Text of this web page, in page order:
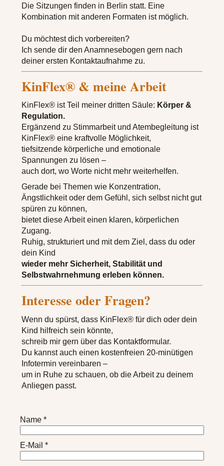
Die Sitzungen finden in Berlin statt. Eine
Kombination mit anderen Formaten ist möglich.
Du möchtest dich vorbereiten?
Ich sende dir den Anamnesebogen gern nach
deiner ersten Kontaktaufnahme zu.
KinFlex® & meine Arbeit
KinFlex® ist Teil meiner dritten Säule: Körper &
Regulation.
Ergänzend zu Stimmarbeit und Atembegleitung ist
KinFlex® eine kraftvolle Möglichkeit,
tiefsitzende körperliche und emotionale
Spannungen zu lösen –
auch dort, wo Worte nicht mehr weiterhelfen.
Gerade bei Themen wie Konzentration,
Ängstlichkeit oder dem Gefühl, sich selbst nicht gut
spüren zu können,
bietet diese Arbeit einen klaren, körperlichen
Zugang.
Ruhig, strukturiert und mit dem Ziel, dass du oder
dein Kind
wieder mehr Sicherheit, Stabilität und
Selbstwahrnehmung erleben können.
Interesse oder Fragen?
Wenn du spürst, dass KinFlex® für dich oder dein
Kind hilfreich sein könnte,
schreib mir gern über das Kontaktformular.
Du kannst auch einen kostenfreien 20-minütigen
Infotermin vereinbaren –
um in Ruhe zu schauen, ob die Arbeit zu deinem
Anliegen passt.
Name *
E-Mail *